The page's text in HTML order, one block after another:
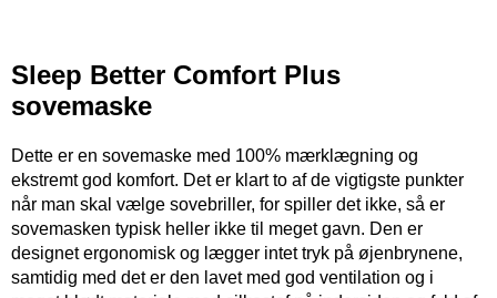
Sleep Better Comfort Plus
sovemaske
Dette er en sovemaske med 100% mærklægning og
ekstremt god komfort. Det er klart to af de vigtigste punkter
når man skal vælge sovebriller, for spiller det ikke, så er
sovemasken typisk heller ikke til meget gavn. Den er
designet ergonomisk og lægger intet tryk på øjenbrynene,
samtidig med det er den lavet med god ventilation og i